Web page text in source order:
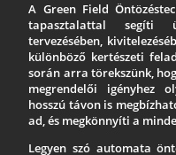
A Green Field
tapasztalattal segíti
tervezésében,
különböző kertészeti
során arra törekszünk,
megrendelői igényhez
hosszú távon is
ad, és megkönnyíti a
Legyen szó automata